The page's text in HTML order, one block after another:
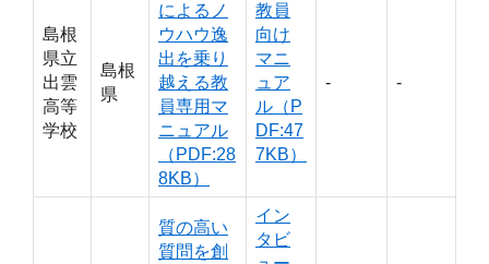
島根
県立
出雲
高等
学校
島根
県
によるノ
ウハウ逸
出を乗り
越える教
員専用マ
ニュアル
（PDF:28
8KB）
教員
向け
マニ
ュア
ル（P
DF:47
7KB）
‐ ‐
質の高い
質問を創
イン
タビ